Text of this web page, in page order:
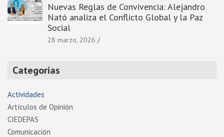
Nuevas Reglas de Convivencia: Alejandro
Nató analiza el Conflicto Global y la Paz
Social
28 marzo, 2026
Categorías
Actividades
Artí­culos de Opinión
CIEDEPAS
Comunicación